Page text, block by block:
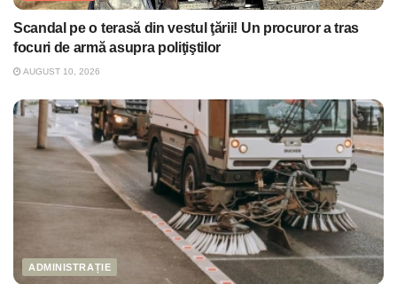
Scandal pe o terasă din vestul ţării! Un procuror a tras
focuri de armă asupra poliţiştilor
AUGUST 10, 2026
ADMINISTRAȚIE